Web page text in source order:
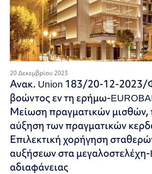
20 Δεκεμβρίου 2023
Ανακ. Union 183/20-12-
βοώντος εν τη ερήμω-
Μείωση πραγματικών μισθών,
αύξηση των πραγματικών
Επιλεκτική χορήγηση
αυξήσεων στα
αδιαφάνειας